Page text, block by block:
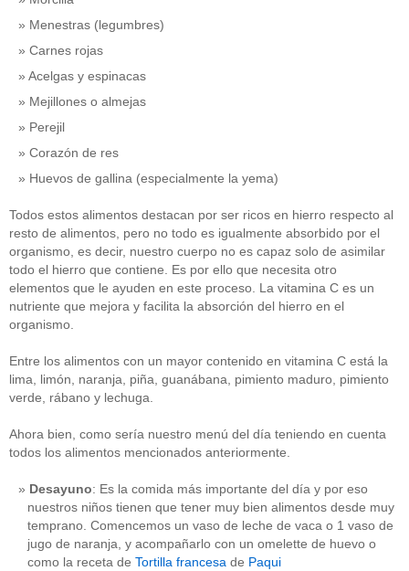
Menestras (legumbres)
Carnes rojas
Acelgas y espinacas
Mejillones o almejas
Perejil
Corazón de res
Huevos de gallina (especialmente la yema)
Todos estos alimentos destacan por ser ricos en hierro respecto al
resto de alimentos, pero no todo es igualmente absorbido por el
organismo, es decir, nuestro cuerpo no es capaz solo de asimilar
todo el hierro que contiene. Es por ello que necesita otro
elementos que le ayuden en este proceso. La vitamina C es un
nutriente que mejora y facilita la absorción del hierro en el
organismo.
Entre los alimentos con un mayor contenido en vitamina C está la
lima, limón, naranja, piña, guanábana, pimiento maduro, pimiento
verde, rábano y lechuga.
Ahora bien, como sería nuestro menú del día teniendo en cuenta
todos los alimentos mencionados anteriormente.
Desayuno: Es la comida más importante del día y por eso
nuestros niños tienen que tener muy bien alimentos desde muy
temprano. Comencemos un vaso de leche de vaca o 1 vaso de
jugo de naranja, y acompañarlo con un omelette de huevo o
como la receta de Tortilla francesa de Paqui